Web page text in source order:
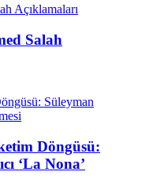
Salah
Döngüsü:
‘La Nona’